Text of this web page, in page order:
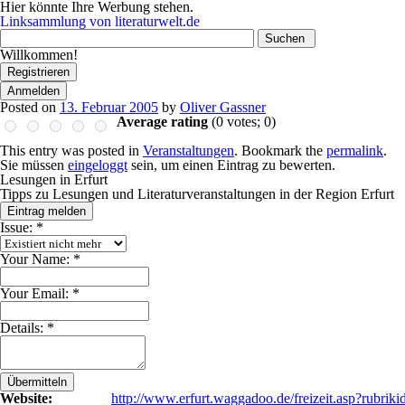
Hier könnte Ihre Werbung stehen.
Linksammlung von literaturwelt.de
Wonach
suchen
Sie?
Willkommen!
Registrieren
Anmelden
Posted on 13. Februar 2005 by Oliver Gassner
Average rating (0 votes; 0)
This entry was posted in Veranstaltungen. Bookmark the permalink.
Sie müssen eingeloggt sein, um einen Eintrag zu bewerten.
Lesungen in Erfurt
Tipps zu Lesungen und Literaturveranstaltungen in der Region Erfurt
Eintrag melden
Issue: *
Your Name: *
Your Email: *
Details: *
Übermitteln
Website:
http://www.erfurt.waggadoo.de/